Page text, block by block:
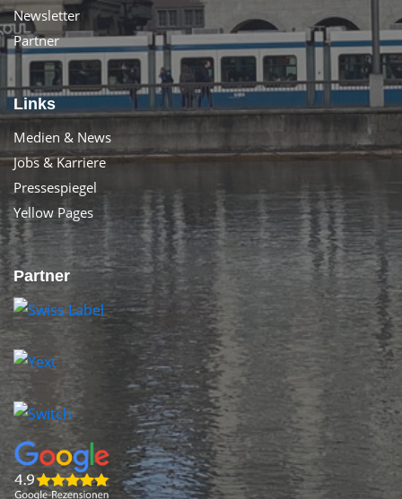
Newsletter
Partner
Links
Medien & News
Jobs & Karriere
Pressespiegel
Yellow Pages
Partner